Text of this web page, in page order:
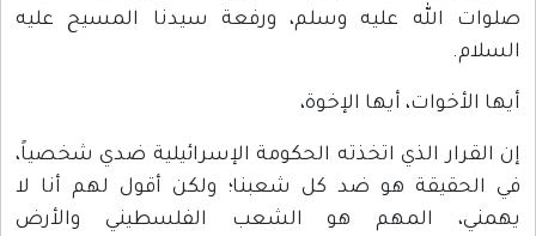
صلوات الله عليه وسلم، ورفعة سيدنا المسيح عليه
السلام.
أيها الأخوات، أيها الإخوة،
إن القرار الذي اتخذته الحكومة الإسرائيلية ضدي شخصياً،
في الحقيقة هو ضد كل شعبنا؛ ولكن أقول لهم أنا لا
يهمني، المهم هو الشعب الفلسطيني والأرض